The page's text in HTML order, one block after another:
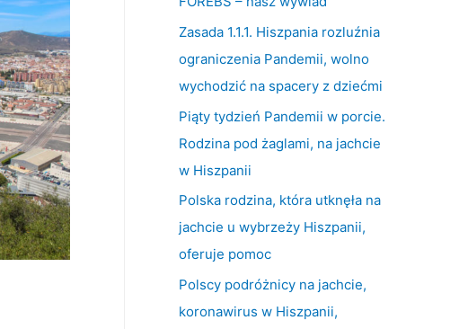
Zasada 1.1.1. Hiszpania rozluźnia
ograniczenia Pandemii, wolno
wychodzić na spacery z dziećmi
Piąty tydzień Pandemii w porcie.
Rodzina pod żaglami, na jachcie
w Hiszpanii
Polska rodzina, która utknęła na
jachcie u wybrzeży Hiszpanii,
oferuje pomoc
Polscy podróżnicy na jachcie,
koronawirus w Hiszpanii,